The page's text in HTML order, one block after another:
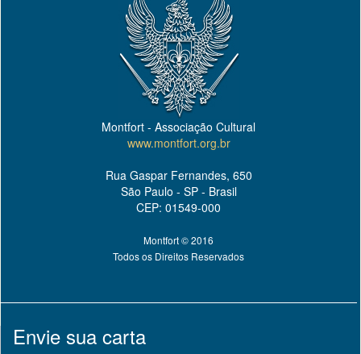
Montfort - Associação Cultural
www.montfort.org.br
Rua Gaspar Fernandes, 650
São Paulo - SP - Brasil
CEP: 01549-000
Montfort © 2016
Todos os Direitos Reservados
Envie sua carta